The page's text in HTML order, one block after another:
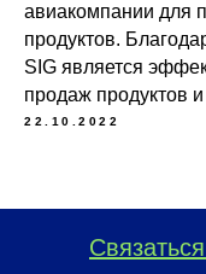
авиакомпании для
продуктов.
SIG является
продаж продуктов
22.10.2022